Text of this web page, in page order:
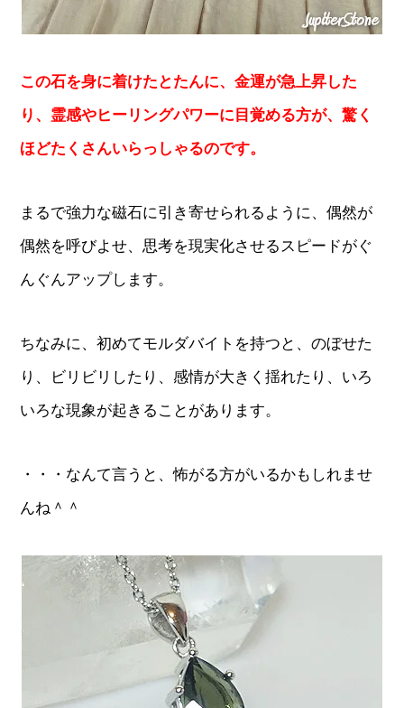
この石を身に着けたとたんに、金運が急上昇した
り、霊感やヒーリングパワーに目覚める方が、驚く
ほどたくさんいらっしゃるのです。
まるで強力な磁石に引き寄せられるように、偶然が
偶然を呼びよせ、思考を現実化させるスピードがぐ
んぐんアップします。
ちなみに、初めてモルダバイトを持つと、のぼせた
り、ビリビリしたり、感情が大きく揺れたり、いろ
いろな現象が起きることがあります。
・・・なんて言うと、怖がる方がいるかもしれませ
んね＾＾